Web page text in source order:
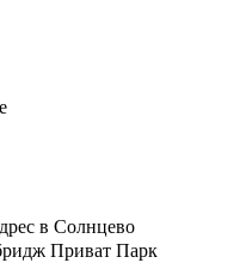
в Солнцево
Приват Парк